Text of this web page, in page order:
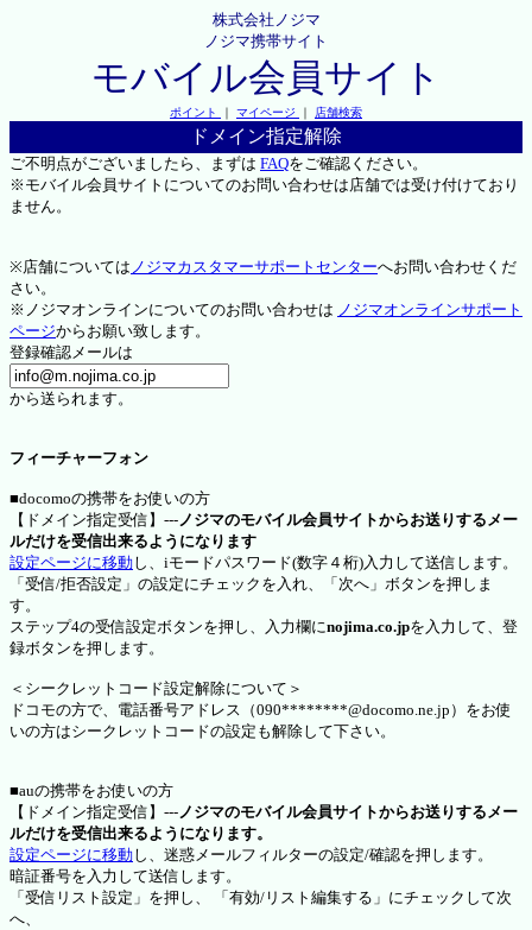
株式会社ノジマ
ノジマ携帯サイト
モバイル会員サイト
ポイント ｜ マイページ ｜ 店舗検索
ドメイン指定解除
ご不明点がございましたら、まずは FAQをご確認ください。
※モバイル会員サイトについてのお問い合わせは店舗では受け付けており
ません。
※店舗については ノジマカスタマーサポートセンターへお問い合わせくだ
さい。
※ノジマオンラインについてのお問い合わせは ノジマオンラインサポート
ページからお願い致します。
登録確認メールは
から送られます。
フィーチャーフォン
■docomoの携帯をお使いの方
【ドメイン指定受信】---ノジマのモバイル会員サイトからお送りするメー
ルだけを受信出来るようになります
設定ページに移動し、iモードパスワード(数字４桁)入力して送信します。
「受信/拒否設定」の設定にチェックを入れ、「次へ」ボタンを押しま
す。
ステップ4の受信設定ボタンを押し、入力欄にnojima.co.jpを入力して、登
録ボタンを押します。
＜シークレットコード設定解除について＞
ドコモの方で、電話番号アドレス（090********@docomo.ne.jp）をお使
いの方はシークレットコードの設定も解除して下さい。
■auの携帯をお使いの方
【ドメイン指定受信】---ノジマのモバイル会員サイトからお送りするメー
ルだけを受信出来るようになります。
設定ページに移動し、迷惑メールフィルターの設定/確認を押します。
暗証番号を入力して送信します。
「受信リスト設定」を押し、 「有効/リスト編集する」にチェックして次
へ、